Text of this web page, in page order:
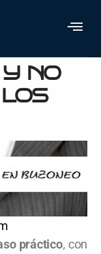
NO
práctico, con